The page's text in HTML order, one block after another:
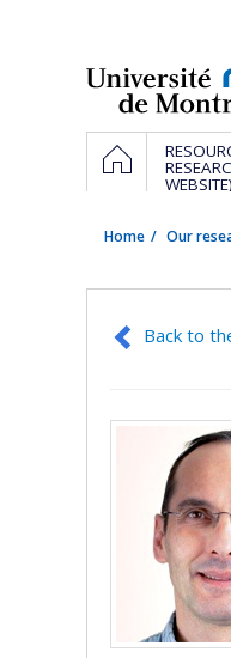
Navigation
principale
HOME
WEBSITE)
Home Our
Back to